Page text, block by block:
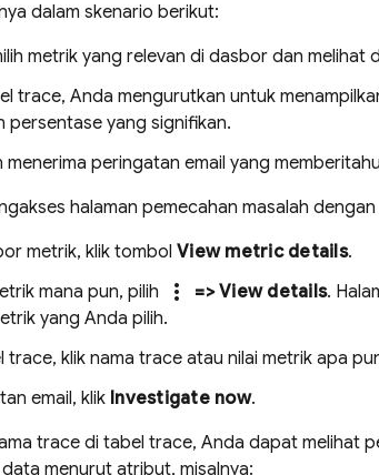
dalam skenario berikut:
metrik yang relevan di dasbor dan melihat
trace, Anda mengurutkan untuk
persentase yang signifikan.
menerima peringatan email yang
halaman pemecahan masalah
metrik, klik tombol View metric details.
mana pun, pilih
more_vert => View details.
yang Anda pilih.
trace, klik nama trace atau nilai metrik apa
email, klik Investigate now.
trace di tabel trace, Anda dapat melihat
data menurut atribut, misalnya: